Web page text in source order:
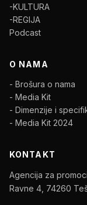
-KULTURA
-REGIJA
Podcast
O NAMA
- Brošura o nama
- Media Kit
- Dimenzije i
- Media Kit 2024
KONTAKT
Agencija za
Ravne 4, 74260